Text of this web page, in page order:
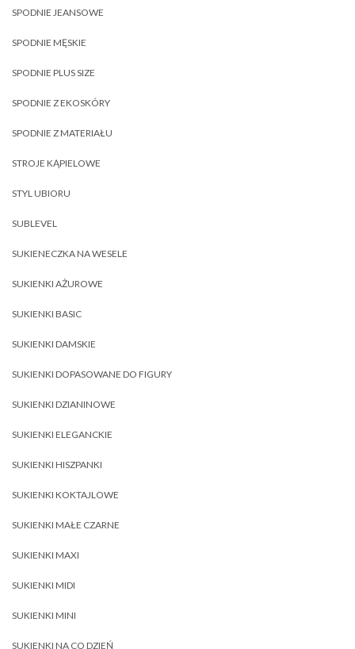
SPODNIE JEANSOWE
SPODNIE MĘSKIE
SPODNIE PLUS SIZE
SPODNIE Z EKOSKÓRY
SPODNIE Z MATERIAŁU
STROJE KĄPIELOWE
STYL UBIORU
SUBLEVEL
SUKIENECZKA NA WESELE
SUKIENKI AŻUROWE
SUKIENKI BASIC
SUKIENKI DAMSKIE
SUKIENKI DOPASOWANE DO FIGURY
SUKIENKI DZIANINOWE
SUKIENKI ELEGANCKIE
SUKIENKI HISZPANKI
SUKIENKI KOKTAJLOWE
SUKIENKI MAŁE CZARNE
SUKIENKI MAXI
SUKIENKI MIDI
SUKIENKI MINI
SUKIENKI NA CO DZIEŃ